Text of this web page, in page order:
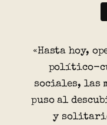
«Hasta hoy,
político-
sociales, las
puso al
y